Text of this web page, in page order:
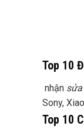
Top 10
nhận sửa
Sony,
Top 10